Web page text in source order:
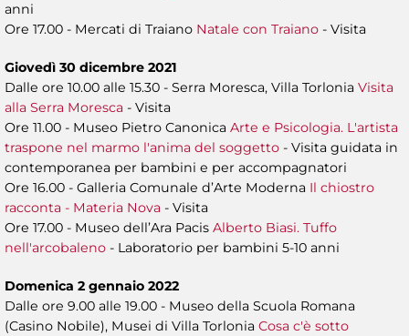
anni
Ore 17.00 - Mercati di Traiano Natale con Traiano - Visita
Giovedì 30 dicembre 2021
Dalle ore 10.00 alle 15.30 - Serra Moresca, Villa Torlonia Visita
alla Serra Moresca - Visita
Ore 11.00 - Museo Pietro Canonica Arte e Psicologia. L'artista
traspone nel marmo l'anima del soggetto - Visita guidata in
contemporanea per bambini e per accompagnatori
Ore 16.00 - Galleria Comunale d’Arte Moderna Il chiostro
racconta - Materia Nova - Visita
Ore 17.00 - Museo dell’Ara Pacis Alberto Biasi. Tuffo
nell'arcobaleno - Laboratorio per bambini 5-10 anni
Domenica 2 gennaio 2022
Dalle ore 9.00 alle 19.00 - Museo della Scuola Romana
(Casino Nobile), Musei di Villa Torlonia Cosa c'è sotto